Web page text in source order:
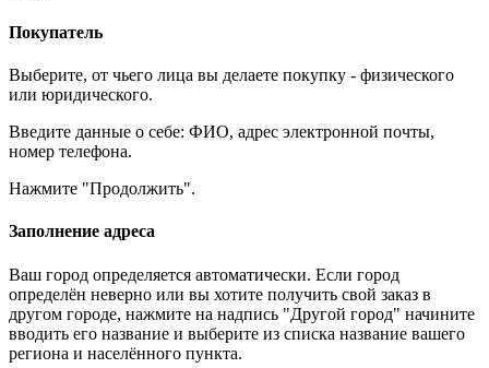
Покупатель
Выберите, от чьего лица вы делаете покупку - физического
или юридического.
Введите данные о себе: ФИО, адрес электронной почты,
номер телефона.
Нажмите "Продолжить".
Заполнение адреса
Ваш город определяется автоматически. Если город
определён неверно или вы хотите получить свой заказ в
другом городе, нажмите на надпись "Другой город" начините
вводить его название и выберите из списка название вашего
региона и населённого пункта.